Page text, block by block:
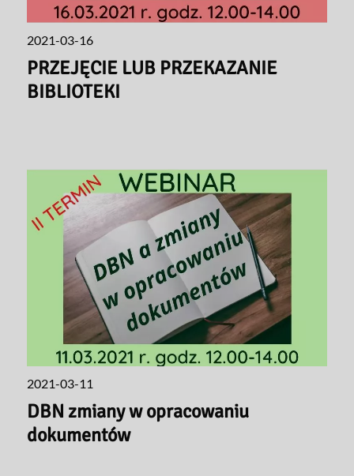
2021-03-16
PRZEJĘCIE LUB PRZEKAZANIE
BIBLIOTEKI
2021-03-11
DBN zmiany w opracowaniu
dokumentów